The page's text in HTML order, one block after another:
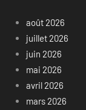
août 2026
juillet 2026
juin 2026
mai 2026
avril 2026
mars 2026